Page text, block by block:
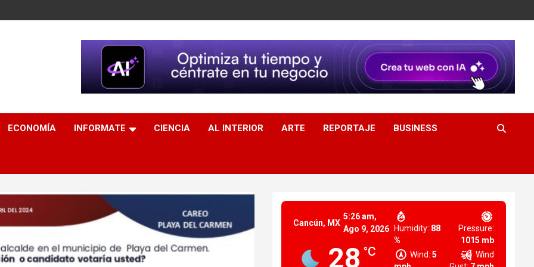
ECONOMÍA INFORMATE CIENCIA AL INTERIOR ARTE REPORTAJE BUSINESS
Cancún, MX
5:26 am,
Ago 9, 2026
28 °C
Humidity: 88
%
Pressure:
1015 mb
Wind: 5
Wind